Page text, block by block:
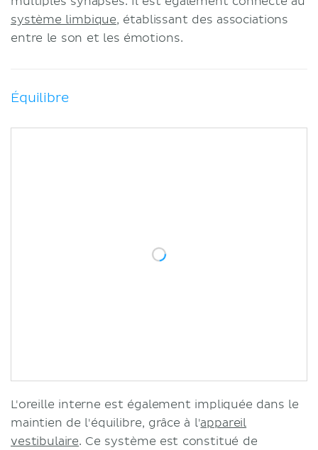
système limbique, établissant des associations
entre le son et les émotions.
Équilibre
L'oreille interne est également impliquée dans le
maintien de l'équilibre, grâce à l'appareil
vestibulaire. Ce système est constitué de